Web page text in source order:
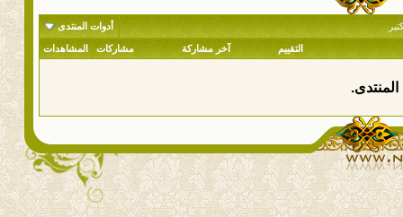
أدوات المنتدى
التقييم آخر مشاركة مشاركات المشاهدات